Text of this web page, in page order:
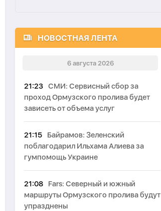
НОВОСТНАЯ ЛЕНТА
6 августа 2026
21:23 СМИ: Сервисный сбор за
проход Ормузского пролива будет
зависеть от объема услуг
21:15
Байрамов: Зеленский
поблагодарил Ильхама Алиева за
гумпомощь Украине
21:08
Fars: Северный и южный
маршруты Ормузского пролива будут
упразднены